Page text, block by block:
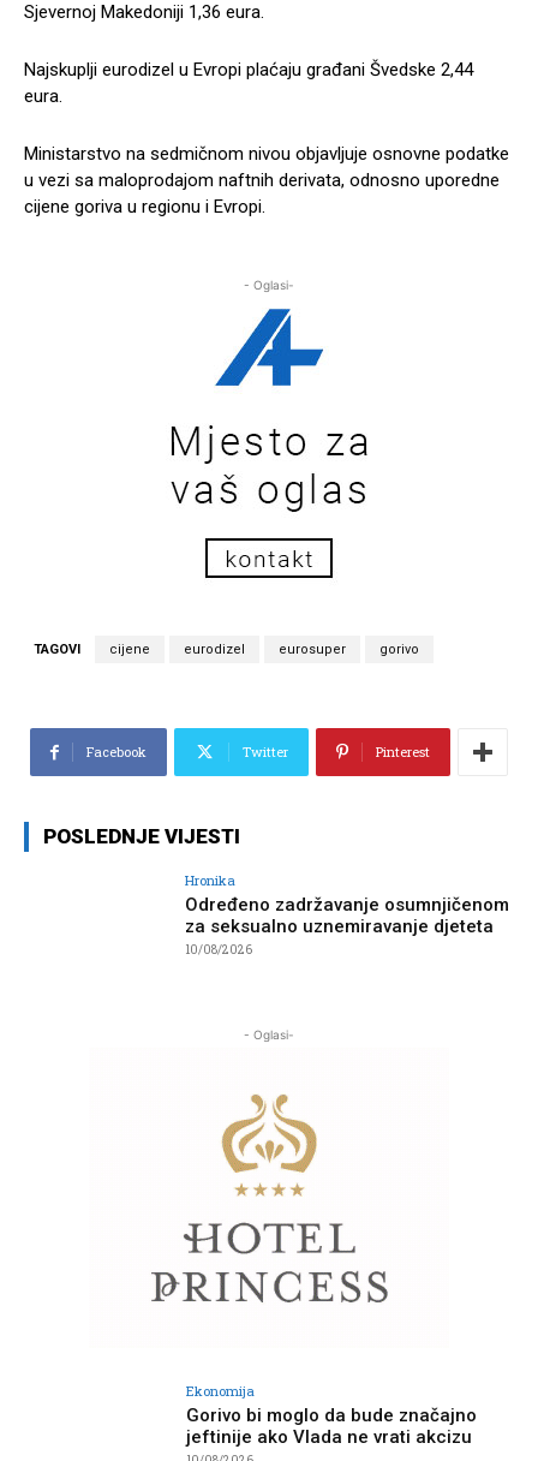
Sjevernoj Makedoniji 1,36 eura.
Najskuplji eurodizel u Evropi plaćaju građani Švedske 2,44
eura.
Ministarstvo na sedmičnom nivou objavljuje osnovne podatke
u vezi sa maloprodajom naftnih derivata, odnosno uporedne
cijene goriva u regionu i Evropi.
- Oglasi-
TAGOVI cijene eurodizel eurosuper gorivo
Facebook Twitter Pinterest
POSLEDNJE VIJESTI
Hronika
Određeno zadržavanje osumnjičenom
za seksualno uznemiravanje djeteta
10/08/2026
- Oglasi-
Ekonomija
Gorivo bi moglo da bude značajno
jeftinije ako Vlada ne vrati akcizu